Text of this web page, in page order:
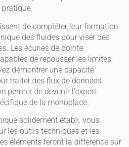
pratique.
de compléter leur formation
des fluides pour viser des
Les écuries de pointe
de repousser les limites
démontrer une capacité
traiter des flux de données
permet de devenir l’expert
de la monoplace.
solidement établi, vous
les outils techniques et les
éléments feront la différence sur